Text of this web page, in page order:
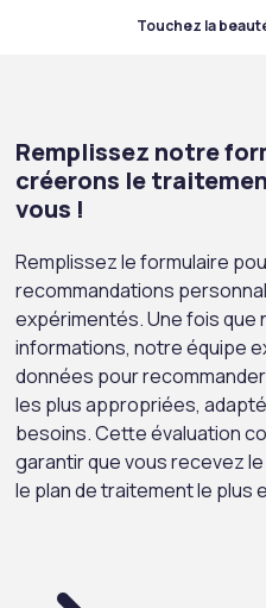
Touchez la
Remplissez notre
créerons le
vous !
Remplissez le formulaire
recommandations
expérimentés. Une fois que
informations, notre équipe
données pour
les plus appropriées,
besoins. Cette évaluation
garantir que vous recevez
le plan de traitement le plus